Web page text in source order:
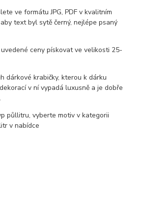
ve formátu JPG, PDF v kvalitním
text byl sytě černý, nejlépe psaný
ceny pískovat ve velikosti 25-
dárkové krabičky, kterou k dárku
v ní vypadá luxusně a je dobře
půllitru, vyberte motiv v kategorii
v nabídce